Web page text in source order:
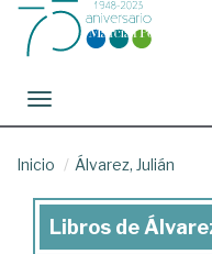
Toggle navigation
Inicio Álvarez, Julián
Libros
Libros de